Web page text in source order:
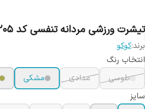
تیشرت ورزشی مردانه تنفسی کد 541205 در 4 رنگ از برند کوکو
برند:کوکو
انتخاب رنگ
طوسی
مدادی مشکی
سایز